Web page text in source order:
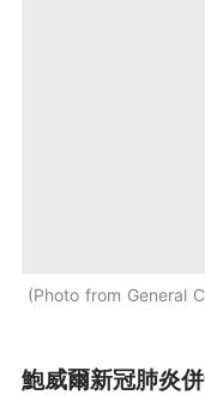
Photo from General
鮑威爾新冠肺炎